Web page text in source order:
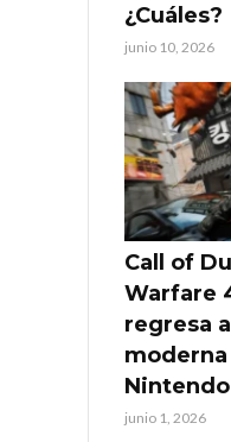
¿Cuáles?
junio 10, 2026
Call of
Warfare
regresa
moderna
junio 1, 2026